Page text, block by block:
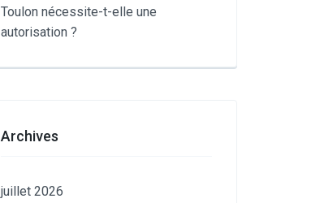
Toulon nécessite-t-elle une
autorisation ?
Archives
juillet 2026